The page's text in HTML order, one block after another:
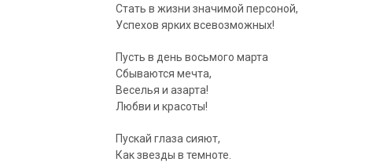
Стать в жизни значимой персоной,
Успехов ярких всевозможных!
Пусть в день восьмого марта
Сбываются мечта,
Веселья и азарта!
Любви и красоты!
Пускай глаза сияют,
Как звезды в темноте.